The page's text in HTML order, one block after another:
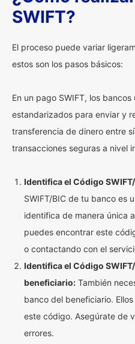
SWIFT?
El proceso puede variar
estos son los pasos básicos:
En un pago SWIFT, los
estandarizados para enviar y
transferencia de dinero entre
transacciones seguras a nivel
Identifica el Código
SWIFT/BIC de tu banco es
identifica de manera única
puedes encontrar este
o contactando con el
Identifica el Código
beneficiario: También
banco del beneficiario.
este código. Asegúrate de
errores.